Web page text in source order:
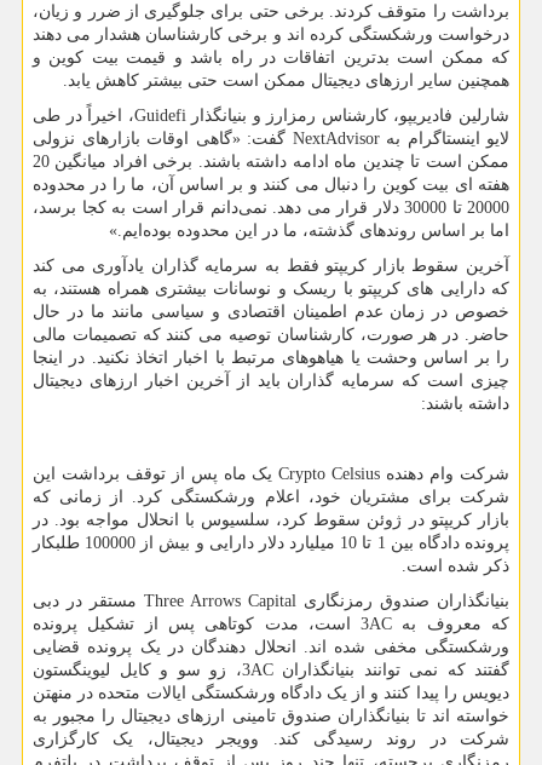
برداشت را متوقف کردند. برخی حتی برای جلوگیری از ضرر و زیان،
درخواست ورشکستگی کرده اند و برخی کارشناسان هشدار می دهند
که ممکن است بدترین اتفاقات در راه باشد و قیمت بیت کوین و
همچنین سایر ارزهای دیجیتال ممکن است حتی بیشتر کاهش یابد.
شارلین فادیریپو، کارشناس رمزارز و بنیانگذارGuidefi، اخیراً در طی
لایو اینستاگرام بهNextAdvisor گفت: «گاهی اوقات بازارهای نزولی
ممکن است تا چندین ماه ادامه داشته باشند. برخی افراد میانگین 20
هفته ای بیت کوین را دنبال می کنند و بر اساس آن، ما را در محدوده
20000 تا 30000 دلار قرار می دهد. نمی‌دانم قرار است به کجا برسد،
اما بر اساس روندهای گذشته، ما در این محدوده بوده‌ایم.»
آخرین سقوط بازار کریپتو فقط به سرمایه گذاران یادآوری می کند
که دارایی های کریپتو با ریسک و نوسانات بیشتری همراه هستند، به
خصوص در زمان عدم اطمینان اقتصادی و سیاسی مانند ما در حال
حاضر. در هر صورت، کارشناسان توصیه می کنند که تصمیمات مالی
را بر اساس وحشت یا هیاهوهای مرتبط با اخبار اتخاذ نکنید. در اینجا
چیزی است که سرمایه گذاران باید از آخرین اخبار ارزهای دیجیتال
داشته باشند:
شرکت وام دهنده Crypto Celsiusیک ماه پس از توقف برداشت این
شرکت برای مشتریان خود، اعلام ورشکستگی کرد. از زمانی که
بازار کریپتو در ژوئن سقوط کرد، سلسیوس با انحلال مواجه بود. در
پرونده دادگاه بین 1 تا 10 میلیارد دلار دارایی و بیش از 100000 طلبکار
ذکر شده است.
بنیانگذاران صندوق رمزنگاری Three Arrows Capital مستقر در دبی
که معروف به 3ACاست، مدت کوتاهی پس از تشکیل پرونده
ورشکستگی مخفی شده اند. انحلال دهندگان در یک پرونده قضایی
گفتند که نمی توانند بنیانگذاران3AC، زو سو و کایل لیوینگستون
دیویس را پیدا کنند و از یک دادگاه ورشکستگی ایالات متحده در منهتن
خواسته اند تا بنیانگذاران صندوق تامینی ارزهای دیجیتال را مجبور به
شرکت در روند رسیدگی کند. وویجر دیجیتال، یک کارگزاری